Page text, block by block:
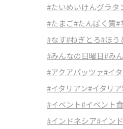
#たいめいけんグラタ
#たまご#たんぱく質#
#なす#ねぎとろ#ほう
#みんなの日曜日#み
#アクアパッツァ#イ
#イタリアン#イタリ
#イベント#イベント食
#インドネシア#イン